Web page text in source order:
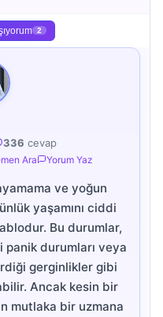
2
336 cevap
Ara Yorum Yaz
ve yoğun
yaşamını ciddi
Bu durumlar,
durumları veya
gerginlikler gibi
Ancak kesin bir
mutlaka bir uzmana